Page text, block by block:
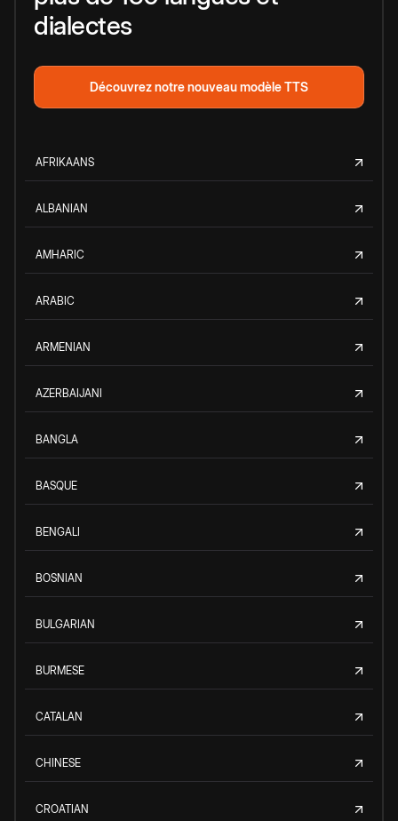
dialectes
Découvrez notre nouveau modèle TTS
AFRIKAANS
ALBANIAN
AMHARIC
ARABIC
ARMENIAN
AZERBAIJANI
BANGLA
BASQUE
BENGALI
BOSNIAN
BULGARIAN
BURMESE
CATALAN
CHINESE
CROATIAN